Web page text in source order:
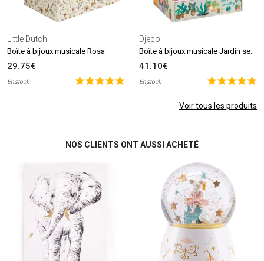
Little Dutch
Boîte à bijoux musicale Rosa
29.75€
En stock
Djeco
41.10€
En stock
Voir tous les produits
NOS CLIENTS ONT AUSSI ACHETÉ